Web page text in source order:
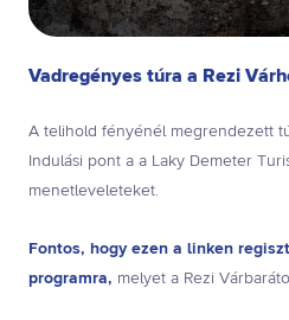
Vadregényes túra a Rezi
A telihold fényénél megrendezett
Indulási pont a a Laky Demeter
menetleveleteket.
Fontos, hogy ezen a linken
programra, melyet a Rezi